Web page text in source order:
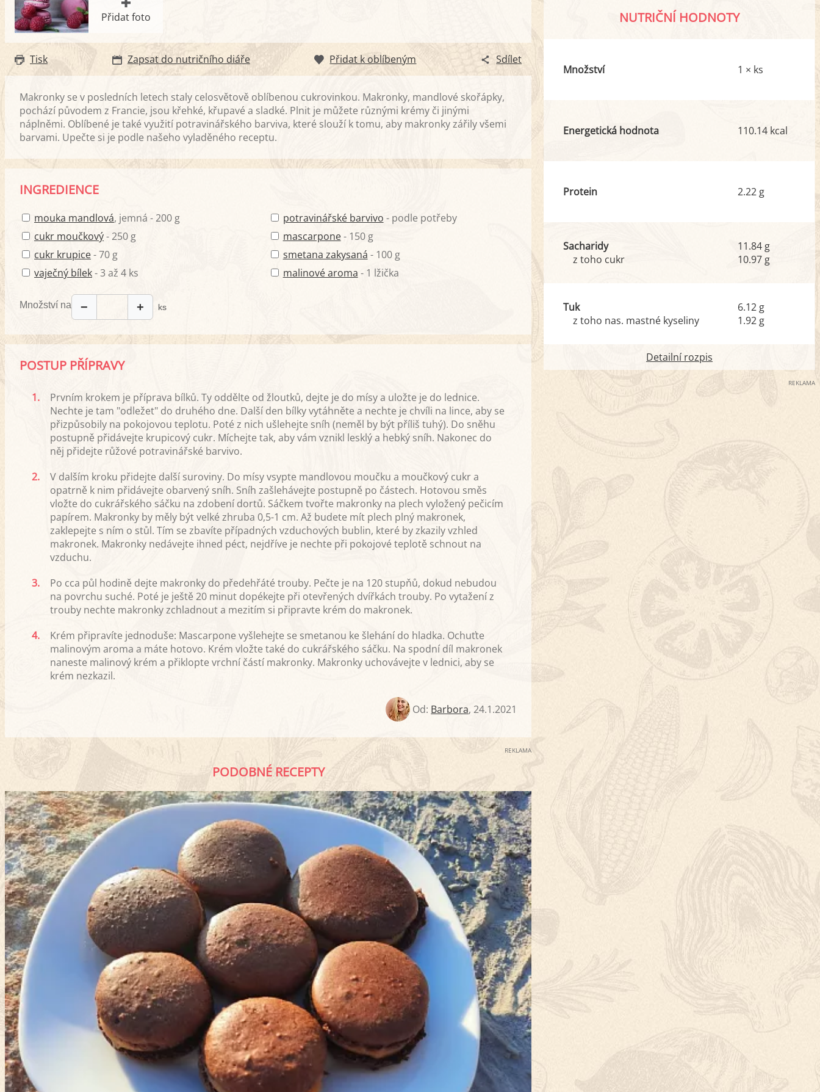
Přidat foto
Tisk Zapsat do nutričního diáře Přidat k oblíbeným Sdílet
Makronky se v posledních letech staly celosvětově oblíbenou cukrovinkou. Makronky, mandlové skořápky,
pochází původem z Francie, jsou křehké, křupavé a sladké. Plnit je můžete různými krémy či jinými
náplněmi. Oblíbené je také využití potravinářského barviva, které slouží k tomu, aby makronky zářily všemi
barvami. Upečte si je podle našeho vyladěného receptu.
INGREDIENCE
mouka mandlová, jemná - 200 g
cukr moučkový- 250 g
cukr krupice- 70 g
vaječný bílek- 3 až 4 ks
potravinářské barvivo - podle potřeby
mascarpone- 150 g
smetana zakysaná - 100 g
malinové aroma - 1 lžička
Množství na − + ks
POSTUP PŘÍPRAVY
1.
Prvním krokem je příprava bílků. Ty oddělte od žloutků, dejte je do mísy a uložte je do lednice.
Nechte je tam "odležet" do druhého dne. Další den bílky vytáhněte a nechte je chvíli na lince, aby se
přizpůsobily na pokojovou teplotu. Poté z nich ušlehejte sníh (neměl by být příliš tuhý). Do sněhu
postupně přidávejte krupicový cukr. Míchejte tak, aby vám vznikl lesklý a hebký sníh. Nakonec do
něj přidejte růžové potravinářské barvivo.
2.
V dalším kroku přidejte další suroviny. Do mísy vsypte mandlovou moučku a moučkový cukr a
opatrně k nim přidávejte obarvený sníh. Sníh zašlehávejte postupně po částech. Hotovou směs
vložte do cukrářského sáčku na zdobení dortů. Sáčkem tvořte makronky na plech vyložený pečicím
papírem. Makronky by měly být velké zhruba 0,5-1 cm. Až budete mít plech plný makronek,
zaklepejte s ním o stůl. Tím se zbavíte případných vzduchových bublin, které by zkazily vzhled
makronek. Makronky nedávejte ihned péct, nejdříve je nechte při pokojové teplotě schnout na
vzduchu.
3.
Po cca půl hodině dejte makronky do předehřáté trouby. Pečte je na 120 stupňů, dokud nebudou
na povrchu suché. Poté je ještě 20 minut dopékejte při otevřených dvířkách trouby. Po vytažení z
trouby nechte makronky zchladnout a mezitím si připravte krém do makronek.
4.
Krém připravíte jednoduše: Mascarpone vyšlehejte se smetanou ke šlehání do hladka. Ochuťte
malinovým aroma a máte hotovo. Krém vložte také do cukrářského sáčku. Na spodní díl makronek
naneste malinový krém a přiklopte vrchní částí makronky. Makronky uchovávejte v lednici, aby se
krém nezkazil.
Od: Barbora,24.1.2021
REKLAMA
PODOBNÉ RECEPTY
NUTRIČNÍ HODNOTY
Množství 1 × ks
Energetická hodnota 110.14 kcal
Protein 2.22 g
Sacharidy
z toho cukr
11.84 g
10.97 g
Tuk
z toho nas. mastné kyseliny
6.12 g
1.92 g
Detailní rozpis
REKLAMA